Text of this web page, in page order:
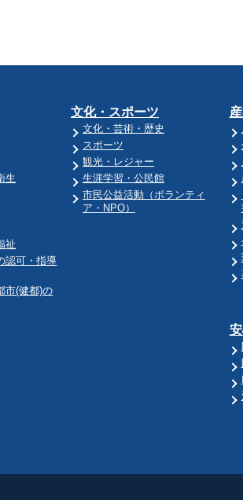
生
祉
認可・指導
市(健都)の
文化・スポーツ
文化・芸術・歴史
スポーツ
観光・レジャー
生涯学習・公民館
市民公益活動（ボランティ
ア・NPO）